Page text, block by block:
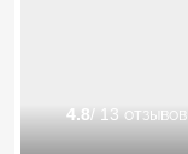
4.8/ 13 отзывов